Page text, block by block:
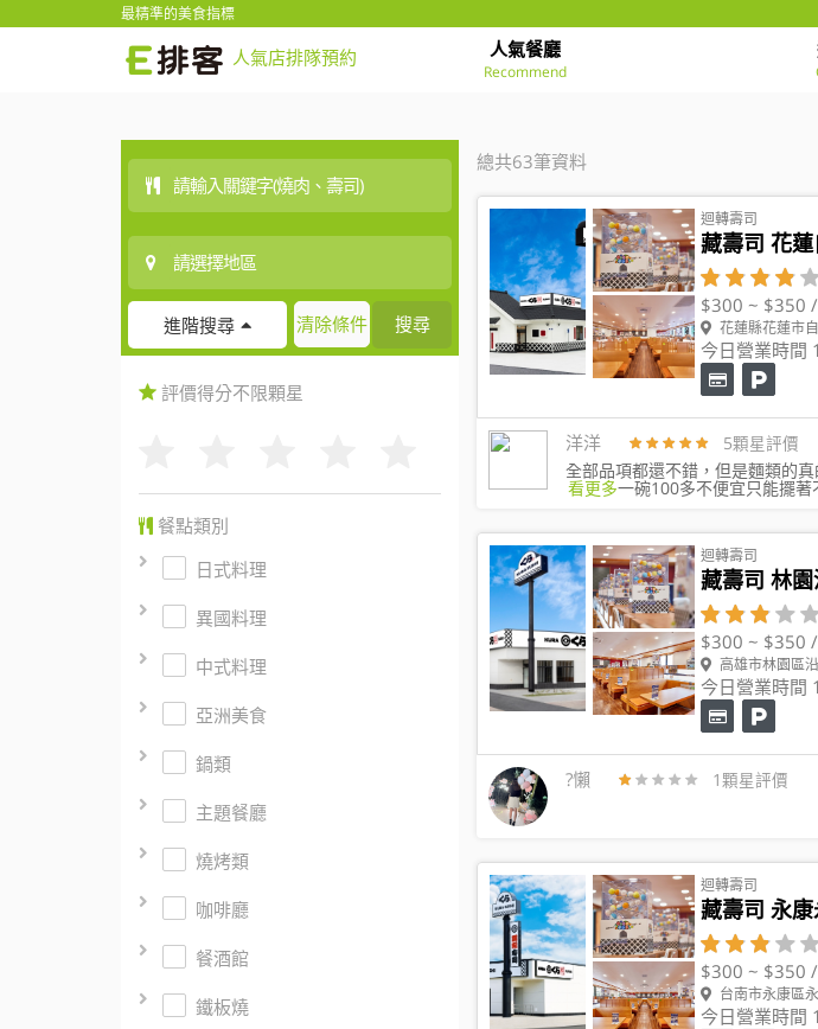
最精準的美食指標
人氣店排隊預約 人氣餐廳
Recommend
進階搜尋 清除條件 搜尋
評價得分不限顆星
餐點類別
日式料理
異國料理
中式料理
亞洲美食
鍋類
主題餐廳
燒烤類
咖啡廳
餐酒館
鐵板燒
總共63筆資料
迴轉壽司
藏壽司 花
$300 ~ $350
花蓮縣花蓮市
今日營業時間
洋洋 5顆星評價
全部品項都還不錯，但是麵類的
一碗100多不便宜只能擺著
看更多
迴轉壽司
藏壽司 林
$300 ~ $350
高雄市林園區
今日營業時間
?懶 1顆星評價
迴轉壽司
藏壽司 永
$300 ~ $350
台南市永康區
今日營業時間